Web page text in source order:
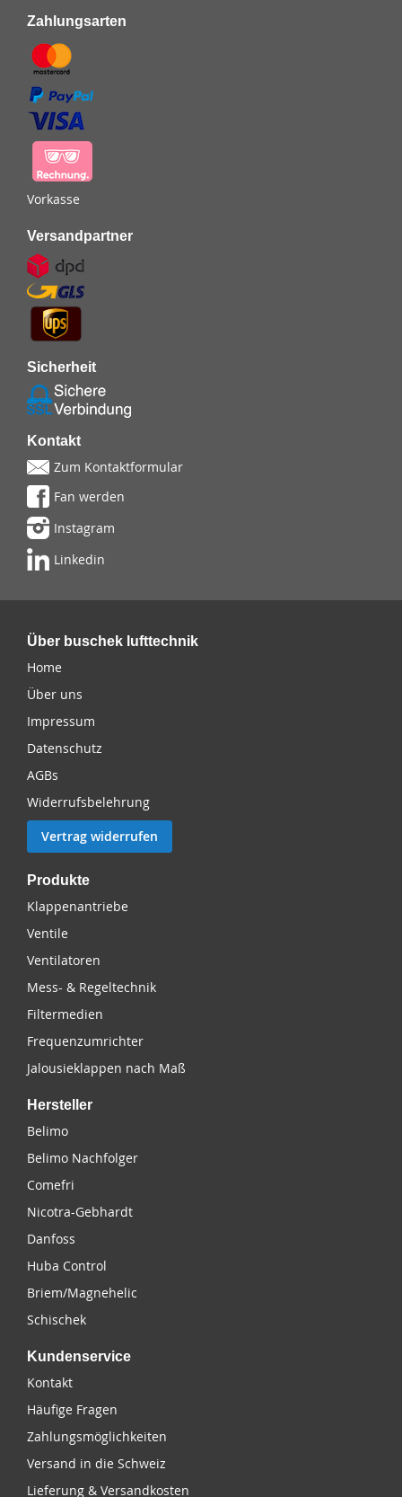
Zahlungsarten
Vorkasse
Versandpartner
Sicherheit
Kontakt
Zum Kontaktformular
Fan werden
Instagram
Linkedin
Über buschek lufttechnik
Home
Über uns
Impressum
Datenschutz
AGBs
Widerrufsbelehrung
Vertrag widerrufen
Produkte
Klappenantriebe
Ventile
Ventilatoren
Mess- & Regeltechnik
Filtermedien
Frequenzumrichter
Jalousieklappen nach Maß
Hersteller
Belimo
Belimo Nachfolger
Comefri
Nicotra-Gebhardt
Danfoss
Huba Control
Briem/Magnehelic
Schischek
Kundenservice
Kontakt
Häufige Fragen
Zahlungsmöglichkeiten
Versand in die Schweiz
Lieferung & Versandkosten